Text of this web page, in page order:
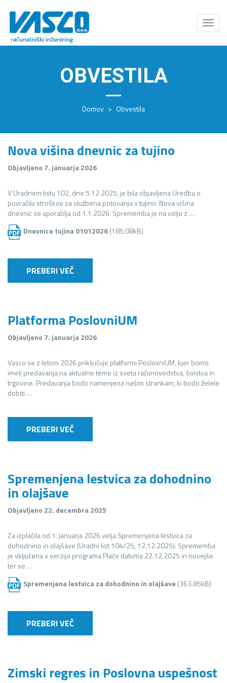
Odpri
meni
OBVESTILA
Domov > Obvestila
Nova višina dnevnic za tujino
Objavljeno 7. januarja 2026
V Uradnem listu 102, dne 5.12.2025, je bila objavljena Uredba o
povračilu stroškov za službena potovanja v tujino. Nova višina
dnevnic se uporablja od 1.1.2026. Sprememba je na voljo z …
Dnevnice tujina 01012026(185.08kB)
PREBERI VEČ
Platforma PoslovniUM
Objavljeno 7. januarja 2026
Vasco se z letom 2026 priključuje platformi PoslovniUM, kjer bomo
imeli predavanja na aktualne teme iz sveta računovodstva, šolstva in
trgovine. Predavanja bodo namenjena našim strankam, ki bodo želele
dobiti …
PREBERI VEČ
Spremenjena lestvica za dohodnino
in olajšave
Objavljeno 22. decembra 2025
Za izplačila od 1. januarja 2026 velja Spremenjena lestvica za
dohodnino in olajšave (Uradni list 104/25, 12.12.2025). Sprememba
je vključena v verzijo programa Plače datuma 22.12.2025 in novejše
ter se …
Spremenjena lestvica za dohodnino in olajšave (363.85kB)
PREBERI VEČ
Zimski regres in Poslovna uspešnost